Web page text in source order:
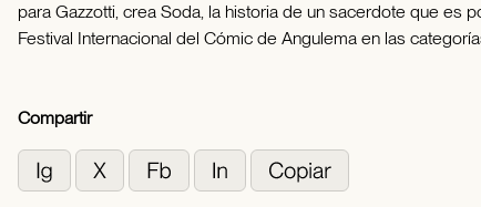
para Gazzotti, crea Soda, la historia de un sacerdote que es
Festival Internacional del Cómic de Angulema en las
Compartir